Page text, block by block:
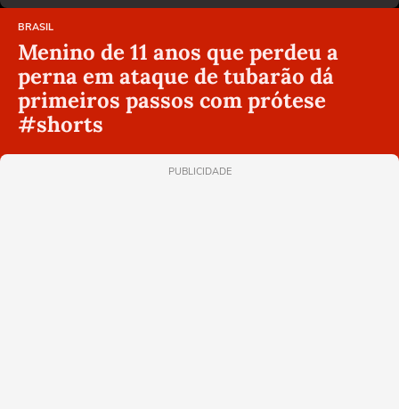
BRASIL
Menino de 11 anos que perdeu a
perna em ataque de tubarão dá
primeiros passos com prótese
#shorts
PUBLICIDADE